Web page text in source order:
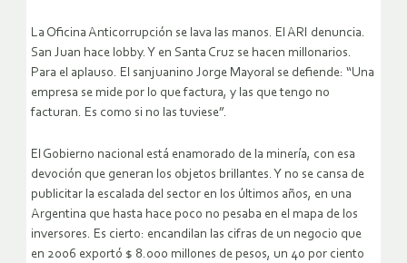
La Oficina Anticorrupción se lava las manos. El ARI denuncia.
San Juan hace lobby. Y en Santa Cruz se hacen millonarios.
Para el aplauso. El sanjuanino Jorge Mayoral se defiende: “Una
empresa se mide por lo que factura, y las que tengo no
facturan. Es como si no las tuviese”.
El Gobierno nacional está enamorado de la minería, con esa
devoción que generan los objetos brillantes. Y no se cansa de
publicitar la escalada del sector en los últimos años, en una
Argentina que hasta hace poco no pesaba en el mapa de los
inversores. Es cierto: encandilan las cifras de un negocio que
en 2006 exportó $ 8.000 millones de pesos, un 40 por ciento